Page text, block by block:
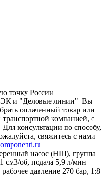
точку России
и "Деловые линии". Вы
оплаченный товар или
транспортной компанией, с
консультации по способу,
свяжитесь с нами
насос (НШ), группа
см3/об, подача 5,9 л/мин
давление 270 бар, 1:8